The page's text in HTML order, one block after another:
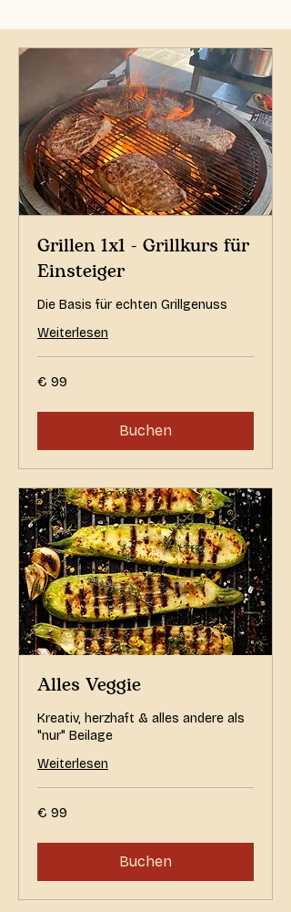
Grillen 1x1 - Grillkurs für
Einsteiger
Die Basis für echten Grillgenuss
Weiterlesen
99
Euro
€ 99
Buchen
Alles Veggie
Kreativ, herzhaft & alles andere als
"nur" Beilage
Weiterlesen
99
Euro
€ 99
Buchen